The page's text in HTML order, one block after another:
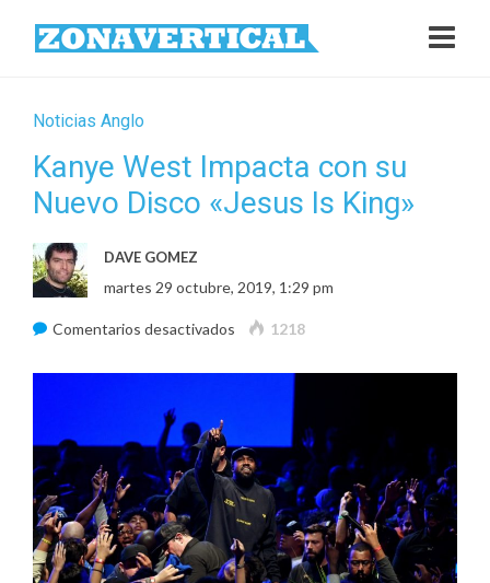
Noticias Anglo
Kanye West Impacta con su
Nuevo Disco «Jesus Is King»
DAVE GOMEZ
martes 29 octubre, 2019, 1:29 pm
Comentarios desactivados en
con
su
Nuevo
Disco
«Jesus
1218